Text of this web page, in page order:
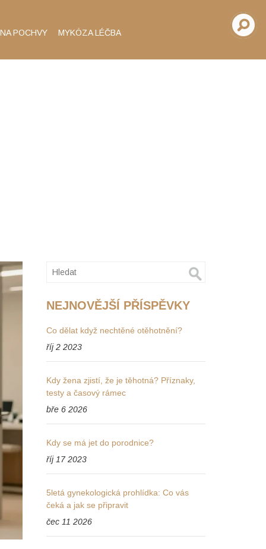
POCHVY MYKÓZA LÉČBA
NEJNOVĚJŠÍ PŘÍSPĚVKY
Co dělat když nechtěné otěhotnění?
říj 2 2023
Kdy žena zjistí, že je těhotná? Příznaky,
testy a časový rámec
bře 6 2026
Kdy se má jet do porodnice?
říj 17 2023
5letá gynekologická prohlídka: Co vás
čeká a jak se připravit
čec 11 2026